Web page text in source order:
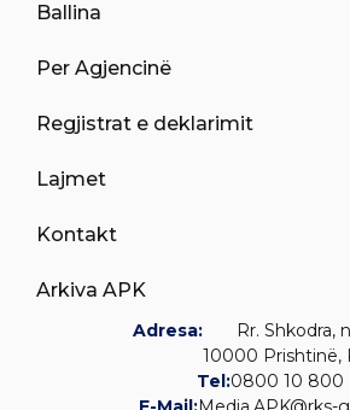
Ballina
Per Agjencinë
Regjistrat e deklarimit
Lajmet
Kontakt
Arkiva APK
Adresa:
Rr. Shkodra,
10000 Prishtinë,
Tel:0800 10 800